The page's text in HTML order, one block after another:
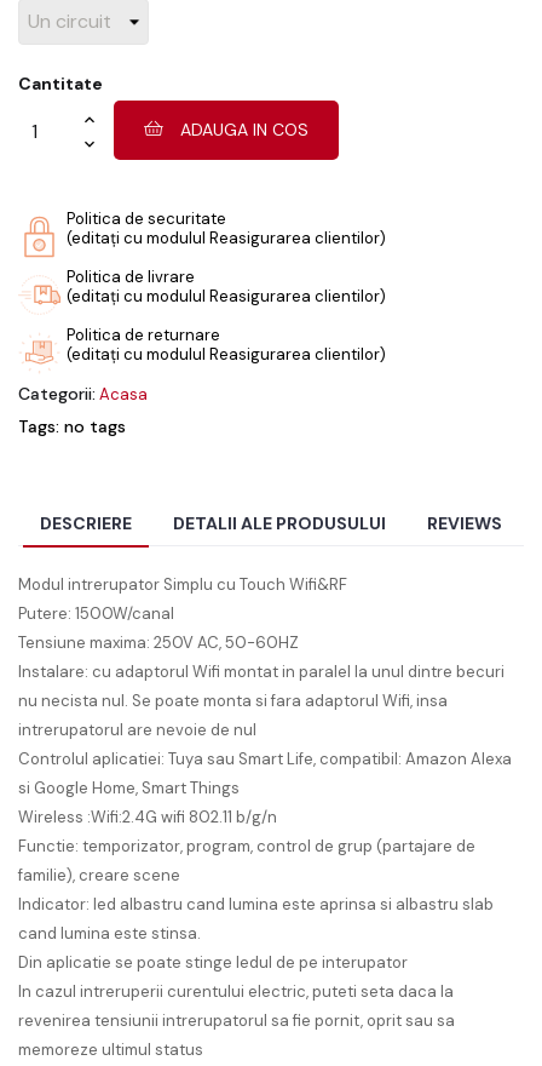
Cantitate
ADAUGA IN COS
Politica de securitate
(editați cu modulul Reasigurarea clientilor)
Politica de livrare
(editați cu modulul Reasigurarea clientilor)
Politica de returnare
(editați cu modulul Reasigurarea clientilor)
Categorii: Acasa
Tags: no tags
DESCRIERE DETALII ALE PRODUSULUI REVIEWS
Modul intrerupator Simplu cu Touch Wifi&RF
Putere: 1500W/canal
Tensiune maxima: 250V AC, 50-60HZ
Instalare: cu adaptorul Wifi montat in paralel la unul dintre becuri
nu necista nul. Se poate monta si fara adaptorul Wifi, insa
intrerupatorul are nevoie de nul
Controlul aplicatiei: Tuya sau Smart Life, compatibil: Amazon Alexa
si Google Home, Smart Things
Wireless :Wifi:2.4G wifi 802.11 b/g/n
Functie: temporizator, program, control de grup (partajare de
familie), creare scene
Indicator: led albastru cand lumina este aprinsa si albastru slab
cand lumina este stinsa.
Din aplicatie se poate stinge ledul de pe interupator
In cazul intreruperii curentului electric, puteti seta daca la
revenirea tensiunii intrerupatorul sa fie pornit, oprit sau sa
memoreze ultimul status